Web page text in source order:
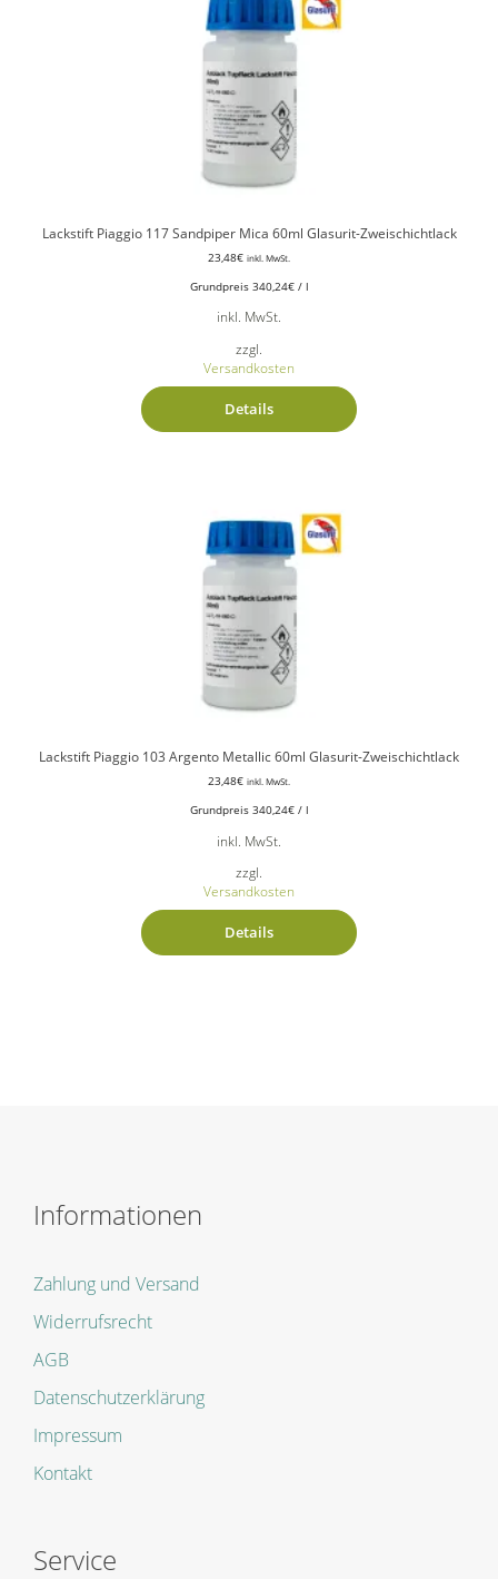
Lackstift Piaggio 117 Sandpiper Mica 60ml Glasurit-Zweischichtlack
23,48€ inkl. MwSt.
Grundpreis 340,24€/ l
inkl. MwSt.
zzgl.
Versandkosten
Details
Lackstift Piaggio 103 Argento Metallic 60ml Glasurit-Zweischichtlack
23,48€ inkl. MwSt.
Grundpreis 340,24€/ l
inkl. MwSt.
zzgl.
Versandkosten
Details
Informationen
Zahlung und Versand
Widerrufsrecht
AGB
Datenschutzerklärung
Impressum
Kontakt
Service